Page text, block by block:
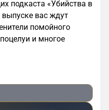
подкаста «Убийства в
вас ждут
помойного
и многое